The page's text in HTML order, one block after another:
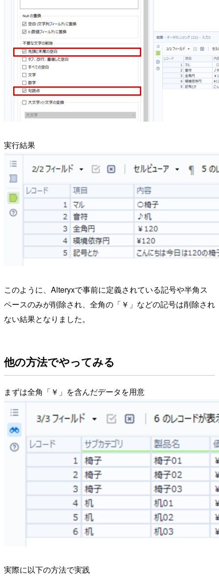
実行結果
このように、Alteryxで事前に定義されている記号や半角ス
ペースのみが削除され、全角の「￥」などの記号は削除され
ない結果となりました。
他の方法でやってみる
まずは全角「￥」を含んだデータを用意
実際に以下の方法で実践